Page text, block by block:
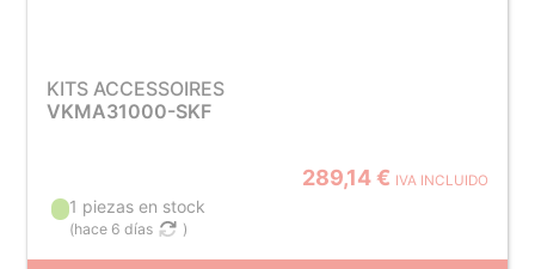
KITS ACCESSOIRES
VKMA31000-SKF
289,14 € IVA INCLUIDO
1 piezas en stock
(hace 6 días )